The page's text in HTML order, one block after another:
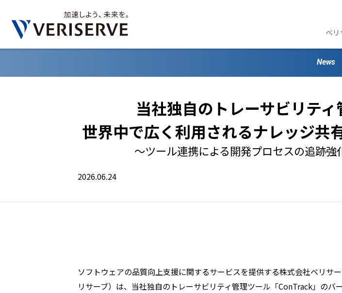
ベ
News
当社独自のトレーサビリテ
世界中で広く利用されるナレッジ
～ツール連携による開発プロセスの追跡
2026.06.24
ソフトウェアの品質向上支援に関するサービスを提供する株式会社ベリサ
リサーブ）は、当社独自のトレーサビリティ管理ツール「ConTrack」の